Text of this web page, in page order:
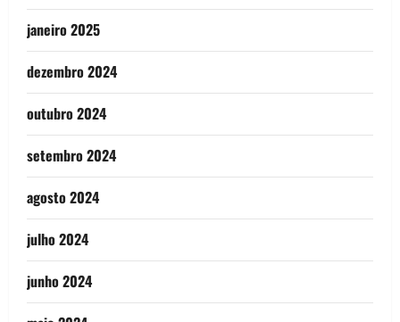
janeiro 2025
dezembro 2024
outubro 2024
setembro 2024
agosto 2024
julho 2024
junho 2024